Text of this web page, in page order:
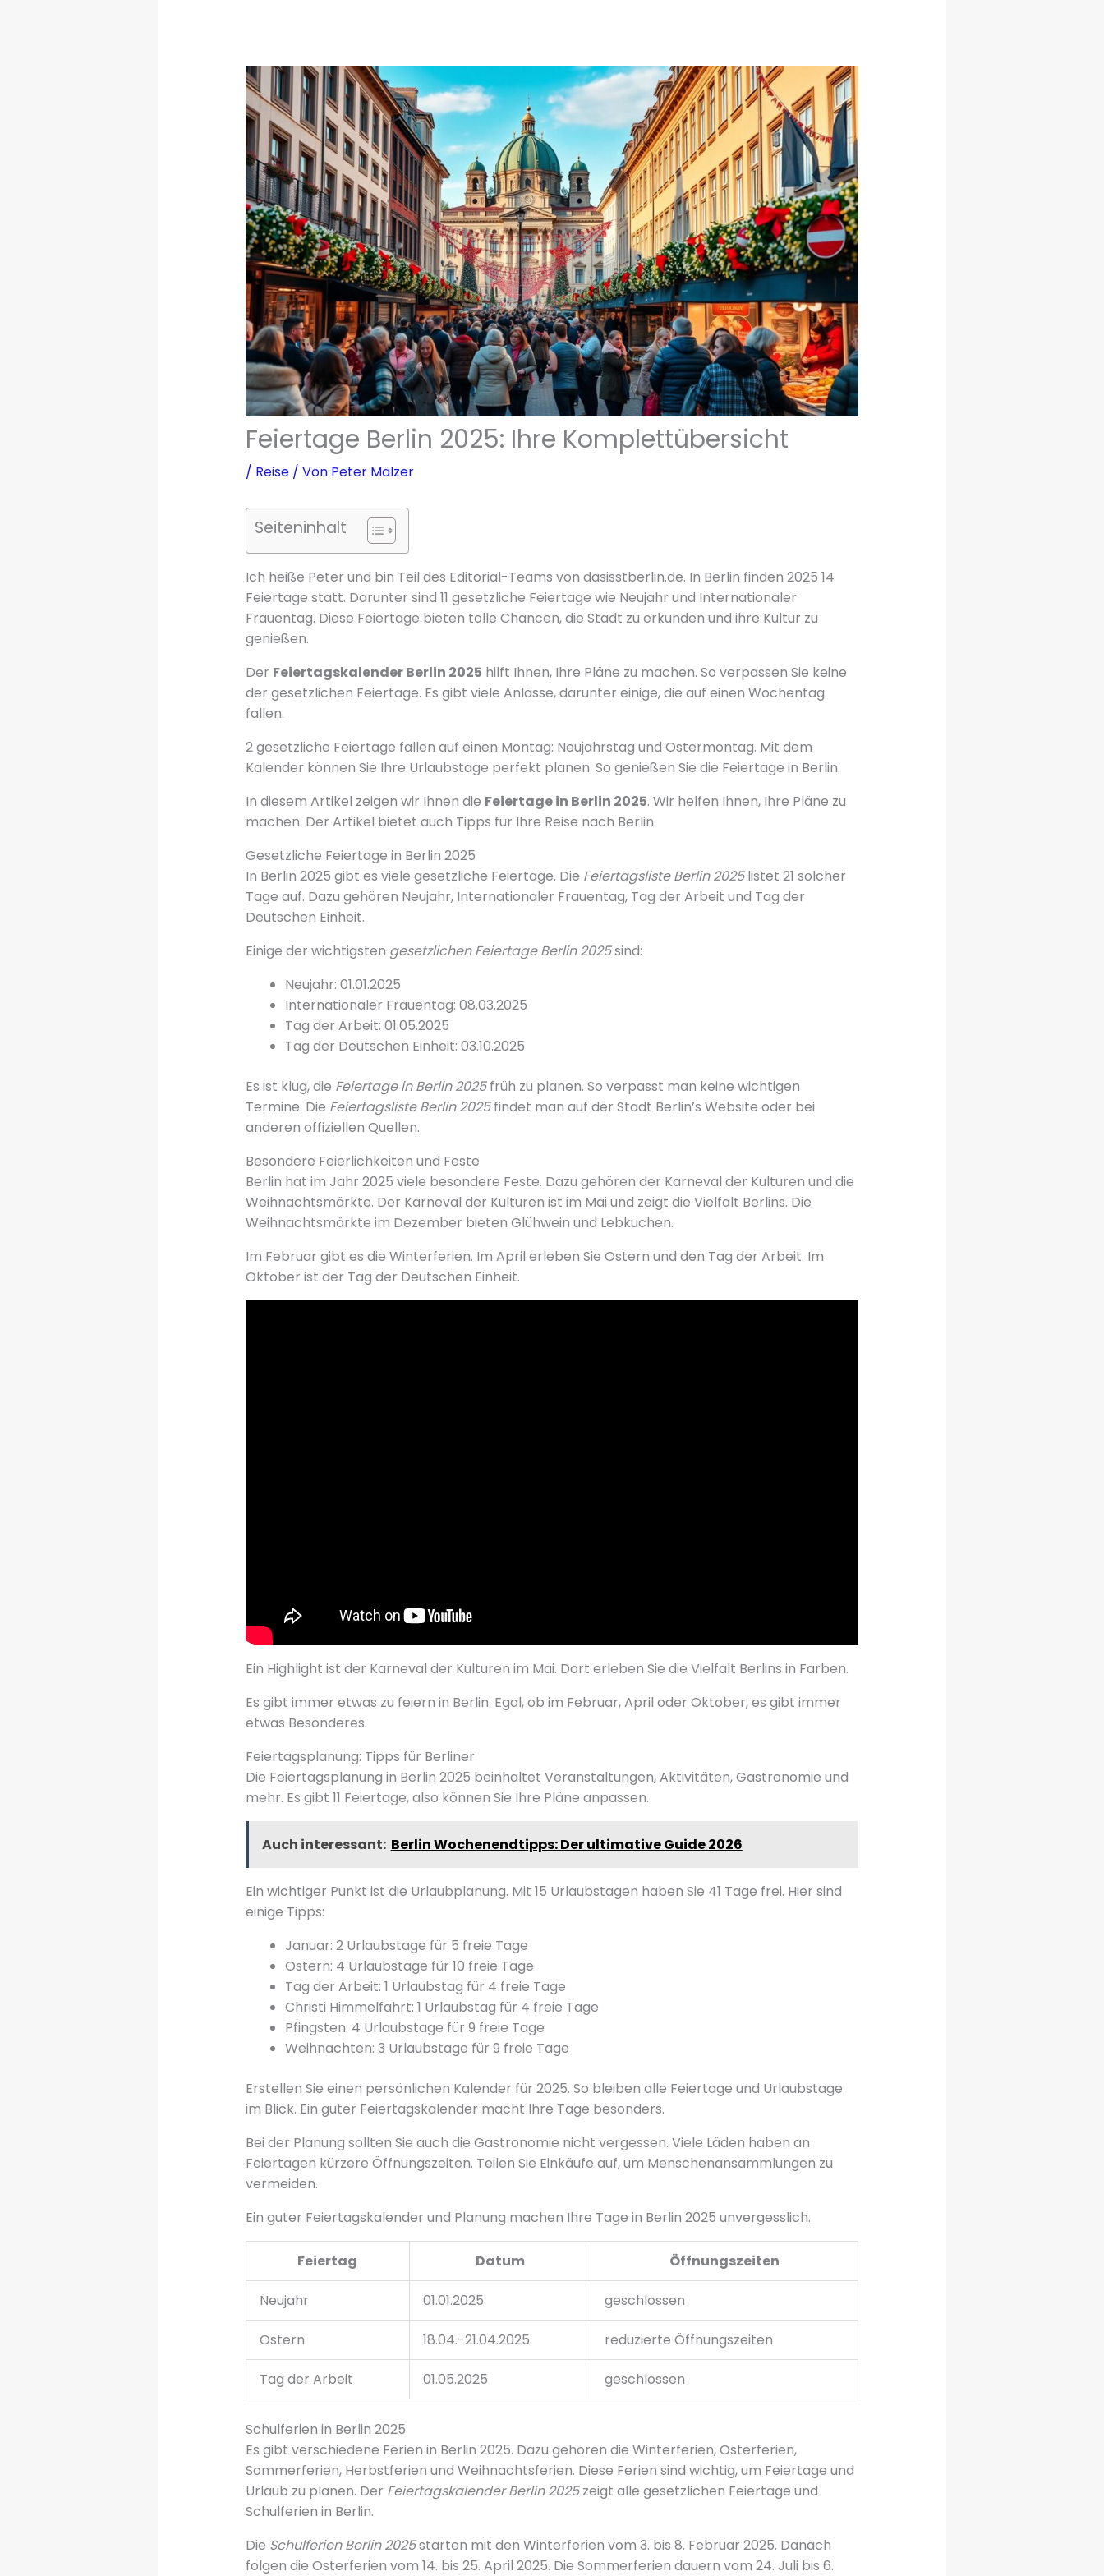
Feiertage Berlin 2025: Ihre Komplettübersicht
/ Reise/ Von Peter Mälzer
Seiteninhalt
Ich heiße Peter und bin Teil des Editorial-Teams von dasisstberlin.de. In Berlin finden 2025 14
Feiertage statt. Darunter sind 11 gesetzliche Feiertage wie Neujahr und Internationaler
Frauentag. Diese Feiertage bieten tolle Chancen, die Stadt zu erkunden und ihre Kultur zu
genießen.
Der Feiertagskalender Berlin 2025 hilft Ihnen, Ihre Pläne zu machen. So verpassen Sie keine
der gesetzlichen Feiertage. Es gibt viele Anlässe, darunter einige, die auf einen Wochentag
fallen.
2 gesetzliche Feiertage fallen auf einen Montag: Neujahrstag und Ostermontag. Mit dem
Kalender können Sie Ihre Urlaubstage perfekt planen. So genießen Sie die Feiertage in Berlin.
In diesem Artikel zeigen wir Ihnen die Feiertage in Berlin 2025. Wir helfen Ihnen, Ihre Pläne zu
machen. Der Artikel bietet auch Tipps für Ihre Reise nach Berlin.
Gesetzliche Feiertage in Berlin 2025
In Berlin 2025 gibt es viele gesetzliche Feiertage. Die Feiertagsliste Berlin 2025listet 21 solcher
Tage auf. Dazu gehören Neujahr, Internationaler Frauentag, Tag der Arbeit und Tag der
Deutschen Einheit.
Einige der wichtigsten gesetzlichen Feiertage Berlin 2025sind:
Neujahr: 01.01.2025
Internationaler Frauentag: 08.03.2025
Tag der Arbeit: 01.05.2025
Tag der Deutschen Einheit: 03.10.2025
Es ist klug, die Feiertage in Berlin 2025früh zu planen. So verpasst man keine wichtigen
Termine. Die Feiertagsliste Berlin 2025findet man auf der Stadt Berlin’s Website oder bei
anderen offiziellen Quellen.
Besondere Feierlichkeiten und Feste
Berlin hat im Jahr 2025 viele besondere Feste. Dazu gehören der Karneval der Kulturen und die
Weihnachtsmärkte. Der Karneval der Kulturen ist im Mai und zeigt die Vielfalt Berlins. Die
Weihnachtsmärkte im Dezember bieten Glühwein und Lebkuchen.
Im Februar gibt es die Winterferien. Im April erleben Sie Ostern und den Tag der Arbeit. Im
Oktober ist der Tag der Deutschen Einheit.
Ein Highlight ist der Karneval der Kulturen im Mai. Dort erleben Sie die Vielfalt Berlins in Farben.
Es gibt immer etwas zu feiern in Berlin. Egal, ob im Februar, April oder Oktober, es gibt immer
etwas Besonderes.
Feiertagsplanung: Tipps für Berliner
Die Feiertagsplanung in Berlin 2025 beinhaltet Veranstaltungen, Aktivitäten, Gastronomie und
mehr. Es gibt 11 Feiertage, also können Sie Ihre Pläne anpassen.
Auch interessant: Berlin Wochenendtipps: Der ultimative Guide 2026
Ein wichtiger Punkt ist die Urlaubplanung. Mit 15 Urlaubstagen haben Sie 41 Tage frei. Hier sind
einige Tipps:
Januar: 2 Urlaubstage für 5 freie Tage
Ostern: 4 Urlaubstage für 10 freie Tage
Tag der Arbeit: 1 Urlaubstag für 4 freie Tage
Christi Himmelfahrt: 1 Urlaubstag für 4 freie Tage
Pfingsten: 4 Urlaubstage für 9 freie Tage
Weihnachten: 3 Urlaubstage für 9 freie Tage
Erstellen Sie einen persönlichen Kalender für 2025. So bleiben alle Feiertage und Urlaubstage
im Blick. Ein guter Feiertagskalender macht Ihre Tage besonders.
Bei der Planung sollten Sie auch die Gastronomie nicht vergessen. Viele Läden haben an
Feiertagen kürzere Öffnungszeiten. Teilen Sie Einkäufe auf, um Menschenansammlungen zu
vermeiden.
Ein guter Feiertagskalender und Planung machen Ihre Tage in Berlin 2025 unvergesslich.
Feiertag Datum Öffnungszeiten
Neujahr 01.01.2025 geschlossen
Ostern 18.04.-21.04.2025 reduzierte Öffnungszeiten
Tag der Arbeit 01.05.2025 geschlossen
Schulferien in Berlin 2025
Es gibt verschiedene Ferien in Berlin 2025. Dazu gehören die Winterferien, Osterferien,
Sommerferien, Herbstferien und Weihnachtsferien. Diese Ferien sind wichtig, um Feiertage und
Urlaub zu planen. Der Feiertagskalender Berlin 2025zeigt alle gesetzlichen Feiertage und
Schulferien in Berlin.
Die Schulferien Berlin 2025starten mit den Winterferien vom 3. bis 8. Februar 2025. Danach
folgen die Osterferien vom 14. bis 25. April 2025. Die Sommerferien dauern vom 24. Juli bis 6.